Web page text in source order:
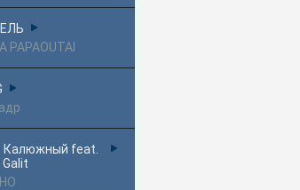
PAPAOUTAI
Калюжный feat.
Galit